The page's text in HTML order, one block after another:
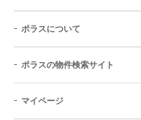
ポラスについて
ポラスの物件検索サイト
マイページ